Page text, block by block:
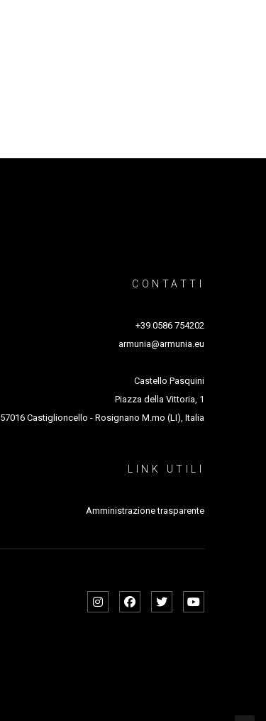
CONTATTI
+39 0586 754202
armunia@armunia.eu
Castello Pasquini
Piazza della Vittoria, 1
57016 Castiglioncello - Rosignano M.mo (LI), Italia
LINK UTILI
Amministrazione trasparente